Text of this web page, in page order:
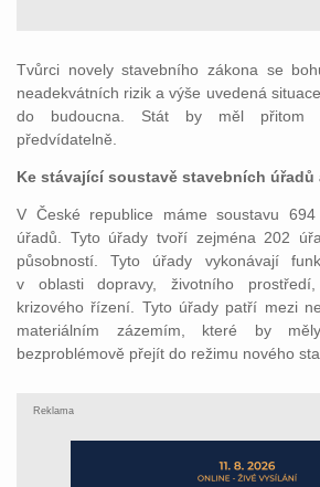
Tvůrci novely stavebního zákona se
neadekvátních rizik a výše uvedená
do budoucna. Stát by měl přitom
předvídatelně.
Ke stávající soustavě stavebních úřadů
V České republice máme soustavu 694
úřadů. Tyto úřady tvoří zejména 202
působností. Tyto úřady vykonávají
v oblasti dopravy, životního
krizového řízení. Tyto úřady patří mezi
materiálním zázemím, které by
bezproblémově přejít do režimu nového
Reklama